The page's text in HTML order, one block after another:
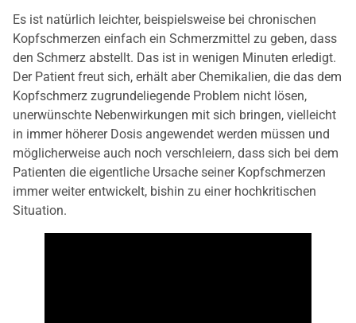
Es ist natürlich leichter, beispielsweise bei chronischen
Kopfschmerzen einfach ein Schmerzmittel zu geben, dass
den Schmerz abstellt. Das ist in wenigen Minuten erledigt.
Der Patient freut sich, erhält aber Chemikalien, die das dem
Kopfschmerz zugrundeliegende Problem nicht lösen,
unerwünschte Nebenwirkungen mit sich bringen, vielleicht
in immer höherer Dosis angewendet werden müssen und
möglicherweise auch noch verschleiern, dass sich bei dem
Patienten die eigentliche Ursache seiner Kopfschmerzen
immer weiter entwickelt, bishin zu einer hochkritischen
Situation.